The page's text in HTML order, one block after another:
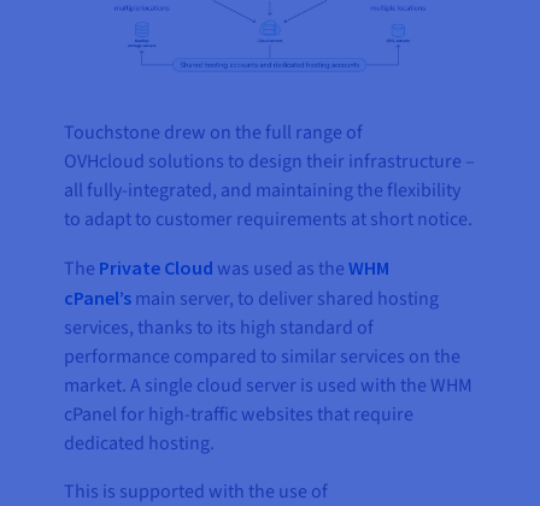
Touchstone drew on the full range of
OVHcloud solutions to design their infrastructure –
all fully-integrated, and maintaining the flexibility
to adapt to customer requirements at short notice.
The Private Cloud was used as theWHM
cPanel’s main server, to deliver shared hosting
services, thanks to its high standard of
performance compared to similar services on the
market. A single cloud server is used with the WHM
cPanel for high-traffic websites that require
dedicated hosting.
This is supported with the use of